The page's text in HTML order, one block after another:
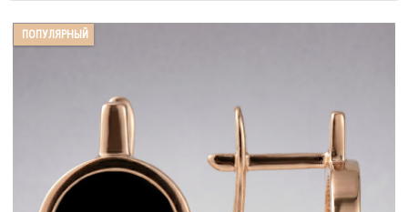
ПОПУЛЯРНЫЙ